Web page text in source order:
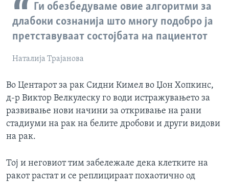
Ги обезбедуваме овие алгоритми за
длабоки сознанија што многу подобро ја
претставуваат состојбата на пациентот
Наталија Трајанова
Во Центарот за рак Сидни Кимел во Џон Хопкинс,
д-р Виктор Велкулеску го води истражувањето за
развивање нови начини за откривање на рани
стадиуми на рак на белите дробови и други видови
на рак.
Тој и неговиот тим забележале дека клетките на
ракот растат и се реплицираат похаотично од